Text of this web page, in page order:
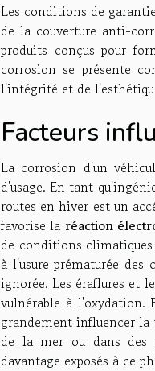
Les conditions de
de la couverture anti-
produits conçus pour
corrosion se présente
l'intégrité et de
Facteurs
La corrosion d'un
d'usage. En tant
routes en hiver est un
favorise la réaction
de conditions
à l'usure prématurée des
ignorée. Les éraflures et
vulnérable à l'oxydation.
grandement influencer la
de la mer ou dans des
davantage exposés à ce